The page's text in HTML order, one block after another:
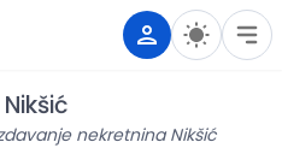
nekretnina Nikšić